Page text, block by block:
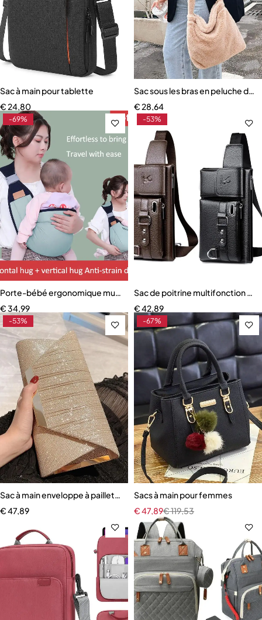
Sac à main pour tablette
€24,80
Sac sous les bras en peluche
€28,64
-69%
Porte-bébé ergonomique multifonctionnel quatre saisons
€34,99
-53%
Sac de poitrine multifonction
€42,89
-53%
Sac à main enveloppe à paillettes pour femme
€47,89
-67%
Sacs à main pour femmes
€119,53
€47,89